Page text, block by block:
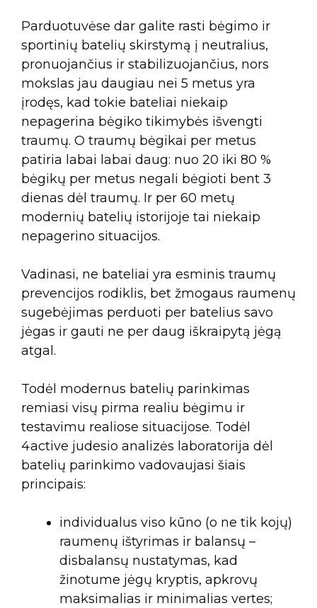
Parduotuvėse dar galite rasti bėgimo ir
sportinių batelių skirstymą į neutralius,
pronuojančius ir stabilizuojančius, nors
mokslas jau daugiau nei 5 metus yra
įrodęs, kad tokie bateliai niekaip
nepagerina bėgiko tikimybės išvengti
traumų. O traumų bėgikai per metus
patiria labai labai daug: nuo 20 iki 80 %
bėgikų per metus negali bėgioti bent 3
dienas dėl traumų. Ir per 60 metų
modernių batelių istorijoje tai niekaip
nepagerino situacijos.
Vadinasi, ne bateliai yra esminis traumų
prevencijos rodiklis, bet žmogaus raumenų
sugebėjimas perduoti per batelius savo
jėgas ir gauti ne per daug iškraipytą jėgą
atgal.
Todėl modernus batelių parinkimas
remiasi visų pirma realiu bėgimu ir
testavimu realiose situacijose. Todėl
4active judesio analizės laboratorija dėl
batelių parinkimo vadovaujasi šiais
principais:
individualus viso kūno (o ne tik kojų)
raumenų ištyrimas ir balansų –
disbalansų nustatymas, kad
žinotume jėgų kryptis, apkrovų
maksimalias ir minimalias vertes;